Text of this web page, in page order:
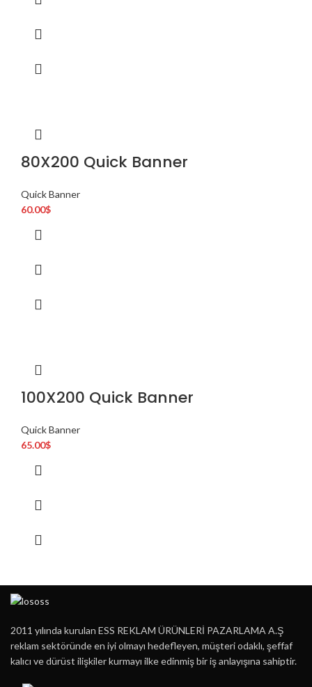
80X200 Quick Banner
Quick Banner
60.00$
100X200 Quick Banner
Quick Banner
65.00$
2011 yılında kurulan ESS REKLAM ÜRÜNLERİ PAZARLAMA A.Ş
reklam sektöründe en iyi olmayı hedefleyen, müşteri odaklı, şeffaf
kalıcı ve dürüst ilişkiler kurmayı ilke edinmiş bir iş anlayışına sahiptir.